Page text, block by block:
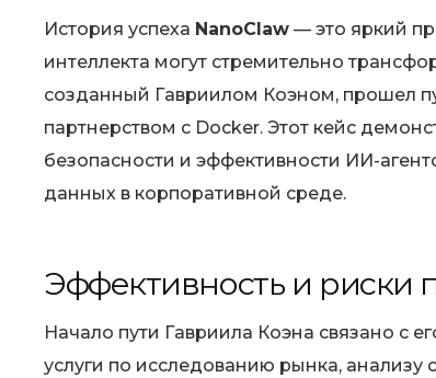
История успеха NanoClaw — это яркий
интеллекта могут стремительно
созданный Гавриилом Коэном, прошел
партнерством с Docker. Этот кейс
безопасности и эффективности ИИ-
данных в корпоративной среде.
Эффективность и риски
Начало пути Гавриила Коэна связано с
услуги по исследованию рынка,